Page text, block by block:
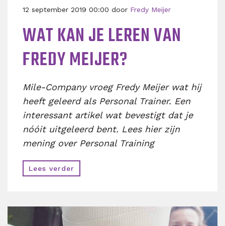
12 september 2019 00:00 door Fredy Meijer
WAT KAN JE LEREN VAN
FREDY MEIJER?
Mile-Company vroeg Fredy Meijer wat hij
heeft geleerd als Personal Trainer. Een
interessant artikel wat bevestigt dat je
nóóit uitgeleerd bent. Lees hier zijn
mening over Personal Training
Lees verder